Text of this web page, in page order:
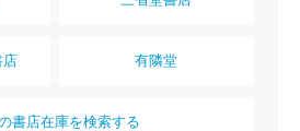
店 有隣堂
書店在庫を検索する